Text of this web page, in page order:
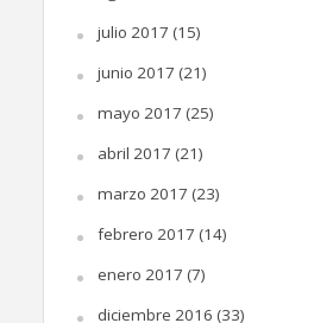
julio 2017 (15)
junio 2017 (21)
mayo 2017 (25)
abril 2017 (21)
marzo 2017 (23)
febrero 2017 (14)
enero 2017 (7)
diciembre 2016 (33)